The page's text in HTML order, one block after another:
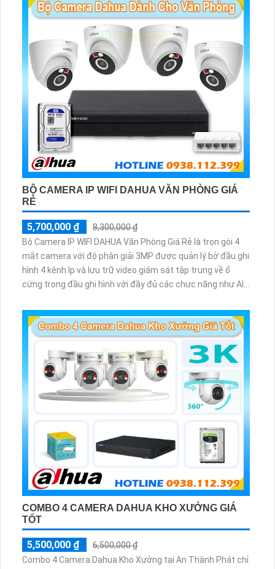
BỘ CAMERA IP WIFI DAHUA VĂN PHÒNG GIÁ
RẺ
5,700,000 ₫
8,300,000 ₫
Bộ Camera IP WIFI DAHUA Văn Phòng Giá Rẻ là trọn gói 4
mắt camera với độ phân giải 3MP được quản lý bở đầu ghi
hình 4 kênh Ip và lưu trữ video giám sát tập trung về ổ
cứng trong đầu ghi hình với đầy đủ các chưc năng như AI
giám sát có màu vào ban đêm
COMBO 4 CAMERA DAHUA KHO XƯỞNG GIÁ
TỐT
5,500,000 ₫
6,500,000 ₫
Combo 4 Camera Dahua Kho Xưởng tại An Thành Phát chỉ